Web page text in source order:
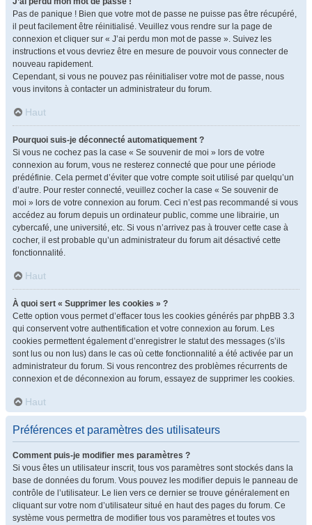
Pas de panique ! Bien que votre mot de passe ne puisse pas être récupéré,
il peut facilement être réinitialisé. Veuillez vous rendre sur la page de
connexion et cliquer sur « J’ai perdu mon mot de passe ». Suivez les
instructions et vous devriez être en mesure de pouvoir vous connecter de
nouveau rapidement.
Cependant, si vous ne pouvez pas réinitialiser votre mot de passe, nous
vous invitons à contacter un administrateur du forum.
Haut
Pourquoi suis-je déconnecté automatiquement ?
Si vous ne cochez pas la case « Se souvenir de moi » lors de votre
connexion au forum, vous ne resterez connecté que pour une période
prédéfinie. Cela permet d’éviter que votre compte soit utilisé par quelqu’un
d’autre. Pour rester connecté, veuillez cocher la case « Se souvenir de
moi » lors de votre connexion au forum. Ceci n’est pas recommandé si vous
accédez au forum depuis un ordinateur public, comme une librairie, un
cybercafé, une université, etc. Si vous n’arrivez pas à trouver cette case à
cocher, il est probable qu’un administrateur du forum ait désactivé cette
fonctionnalité.
Haut
À quoi sert « Supprimer les cookies » ?
Cette option vous permet d’effacer tous les cookies générés par phpBB 3.3
qui conservent votre authentification et votre connexion au forum. Les
cookies permettent également d’enregistrer le statut des messages (s’ils
sont lus ou non lus) dans le cas où cette fonctionnalité a été activée par un
administrateur du forum. Si vous rencontrez des problèmes récurrents de
connexion et de déconnexion au forum, essayez de supprimer les cookies.
Haut
Préférences et paramètres des utilisateurs
Comment puis-je modifier mes paramètres ?
Si vous êtes un utilisateur inscrit, tous vos paramètres sont stockés dans la
base de données du forum. Vous pouvez les modifier depuis le panneau de
contrôle de l’utilisateur. Le lien vers ce dernier se trouve généralement en
cliquant sur votre nom d’utilisateur situé en haut des pages du forum. Ce
système vous permettra de modifier tous vos paramètres et toutes vos